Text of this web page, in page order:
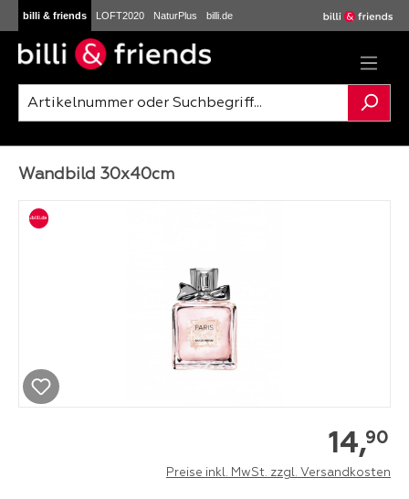
Zum Hauptinhalt springen
billi & friends LOFT2020 NaturPlus billi.de
Bildergalerie überspringen
Wandbild 30x40cm
14,90
Preise inkl. MwSt. zzgl. Versandkosten